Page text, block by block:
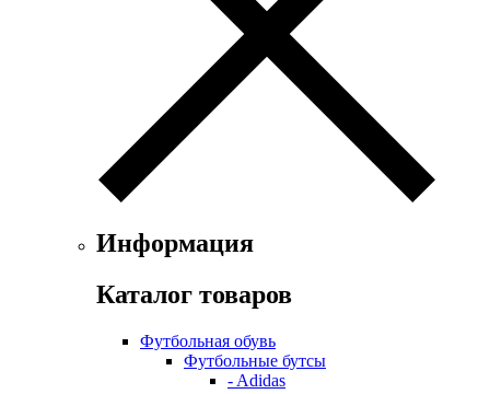
Информация
Каталог товаров
Футбольная обувь
Футбольные бутсы
- Adidas